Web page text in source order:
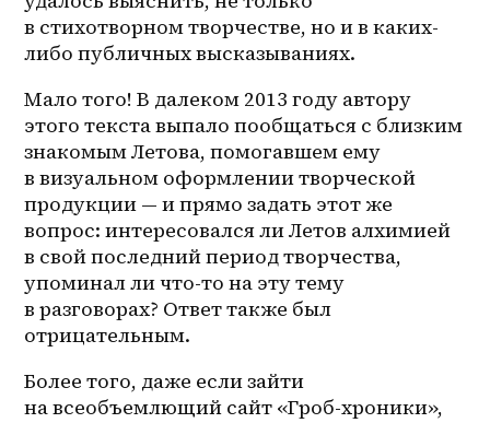
в стихотворном творчестве, но и в каких-
либо публичных высказываниях.
Мало того! В далеком 2013 году автору
этого текста выпало пообщаться с близким
знакомым Летова, помогавшем ему
в визуальном оформлении творческой
продукции — и прямо задать этот же
вопрос: интересовался ли Летов алхимией
в свой последний период творчества,
упоминал ли что-то на эту тему
в разговорах? Ответ также был
отрицательным.
Более того, даже если зайти
на всеобъемлющий сайт «Гроб-хроники»,